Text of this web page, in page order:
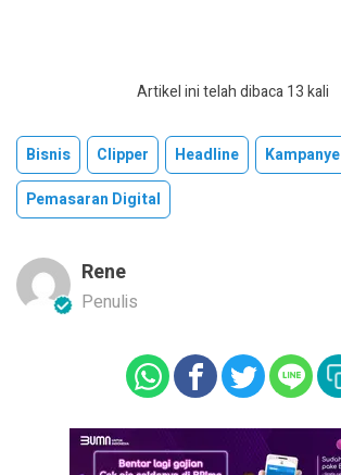
Artikel ini telah dibaca 13 kali
Bisnis Clipper Headline Kampanye
Pemasaran Digital
Rene
Penulis